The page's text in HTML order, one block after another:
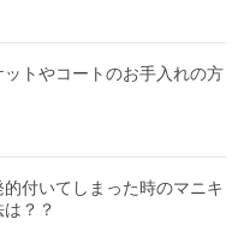
トやコートのお手入れの方
付いてしまった時のマニキ
？？